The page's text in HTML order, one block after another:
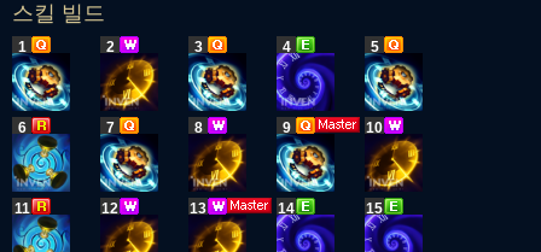
스킬 빌드
1 2 3 4 5
6 7 8 9 10
11 12 13 14 15